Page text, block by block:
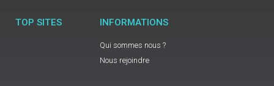
TOP SITES INFORMATIONS
Qui sommes nous ?
Nous rejoindre